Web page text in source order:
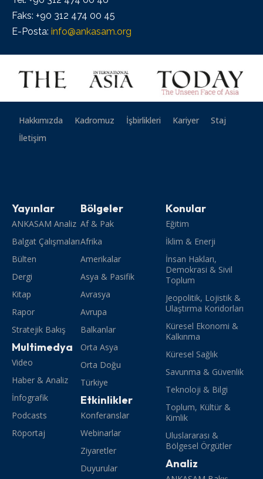
Faks: +90 312 474 00 45
E-Posta: info@ankasam.org
Hakkımızda Kadromuz İşbirlikleri Kariyer
Staj
İletişim
Yayınlar
ANKASAM Analiz
Balgat Çalışmaları
Bülten
Dergi
Kitap
Rapor
Stratejik Bakış
Multimedya
Video
Haber & Analiz
İnfografik
Podcasts
Röportaj
Bölgeler
Af & Pak
Afrika
Amerikalar
Asya & Pasifik
Avrasya
Avrupa
Balkanlar
Orta Asya
Orta Doğu
Türkiye
Etkinlikler
Konferanslar
Webinarlar
Ziyaretler
Duyurular
Konular
Eğitim
İklim & Enerji
İnsan Hakları,
Demokrasi & Sivil
Toplum
Jeopolitik, Lojistik &
Ulaştırma Koridorları
Küresel Ekonomi &
Kalkınma
Küresel Sağlık
Savunma & Güvenlik
Teknoloji & Bilgi
Toplum, Kültür &
Kimlik
Uluslararası &
Bölgesel Örgütler
Analiz